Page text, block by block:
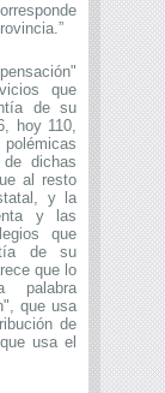
que
de su
hoy 110,
dichas
al resto
y la
y las
que
de su
que lo
palabra
que usa
de
usa el